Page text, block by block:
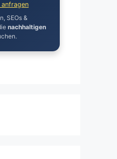
SEOs &
nachhaltigen